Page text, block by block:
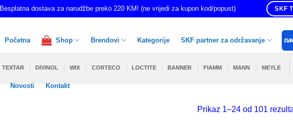
Besplatna dostava za narudžbe preko 220 KM! (ne vrijedi za kupon kod/popust) SKF
Početna Shop Brendovi Kategorije SKF partner za održavanje
Novosti Kontakt
TEXTAR DIVINOL WIX CORTECO LOCTITE BANNER FIAMM MANN MEYLE
Prikaz 1–24 od 101